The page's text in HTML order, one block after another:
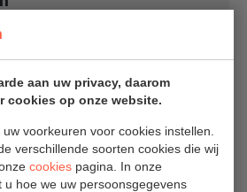
aan uw privacy, daarom
cookies op onze website.
voorkeuren voor cookies instellen.
verschillende soorten cookies die wij
cookies pagina. In onze
u hoe we uw persoonsgegevens
(Optioneel)